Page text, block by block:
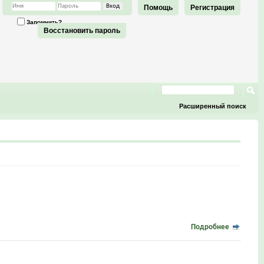
Регистрация
Помощь
Запомнить?
Восстановить пароль
Расширенный поиск
Подробнее